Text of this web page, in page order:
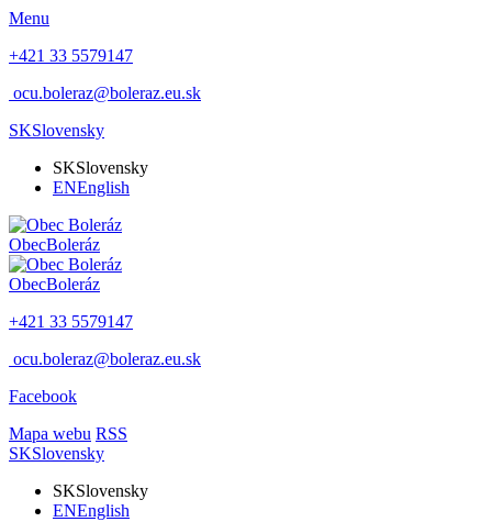
Menu
+421 33 5579147
ocu.boleraz@boleraz.eu.sk
SKSlovensky
SKSlovensky
ENEnglish
ObecBoleráz
ObecBoleráz
+421 33 5579147
ocu.boleraz@boleraz.eu.sk
Facebook
Mapa webu RSS
SKSlovensky
SKSlovensky
ENEnglish